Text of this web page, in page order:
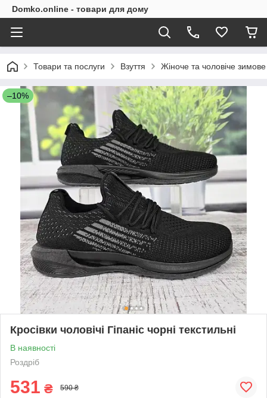
Domko.online - товари для дому
Товари та послуги Взуття Жіноче та чоловіче зимове
–10%
Кросівки чоловічі Гіпаніс чорні текстильні
В наявності
Роздріб
531 ₴ 590 ₴